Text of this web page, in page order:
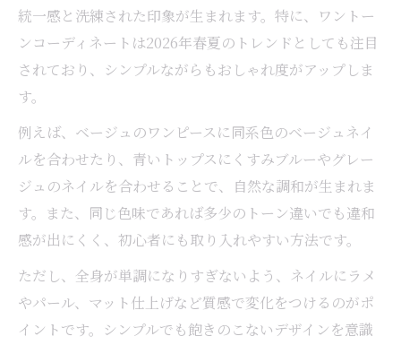
統一感と洗練された印象が生まれます。特に、ワントー
ンコーディネートは2026年春夏のトレンドとしても注目
されており、シンプルながらもおしゃれ度がアップしま
す。
例えば、ベージュのワンピースに同系色のベージュネイ
ルを合わせたり、青いトップスにくすみブルーやグレー
ジュのネイルを合わせることで、自然な調和が生まれま
す。また、同じ色味であれば多少のトーン違いでも違和
感が出にくく、初心者にも取り入れやすい方法です。
ただし、全身が単調になりすぎないよう、ネイルにラメ
やパール、マット仕上げなど質感で変化をつけるのがポ
イントです。シンプルでも飽きのこないデザインを意識